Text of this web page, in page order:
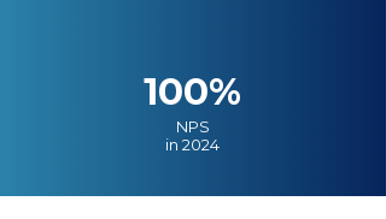
100%
NPS
in 2024